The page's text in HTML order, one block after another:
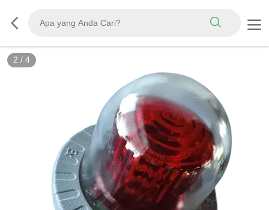
2 / 4